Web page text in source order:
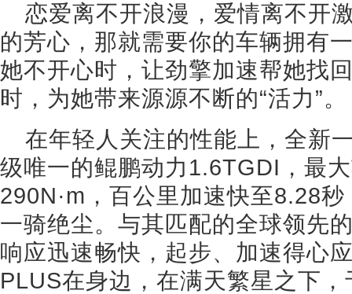
恋爱离不开浪漫，爱情离不开
的芳心，那就需要你的车辆拥有
她不开心时，让劲擎加速帮她找
时，为她带来源源不断的“活力”。
在年轻人关注的性能上，全新
级唯一的鲲鹏动力1.6TGDI，最
290N·m，百公里加速快至8.28
一骑绝尘。与其匹配的全球领先
响应迅速畅快，起步、加速得心
PLUS在身边，在满天繁星之下